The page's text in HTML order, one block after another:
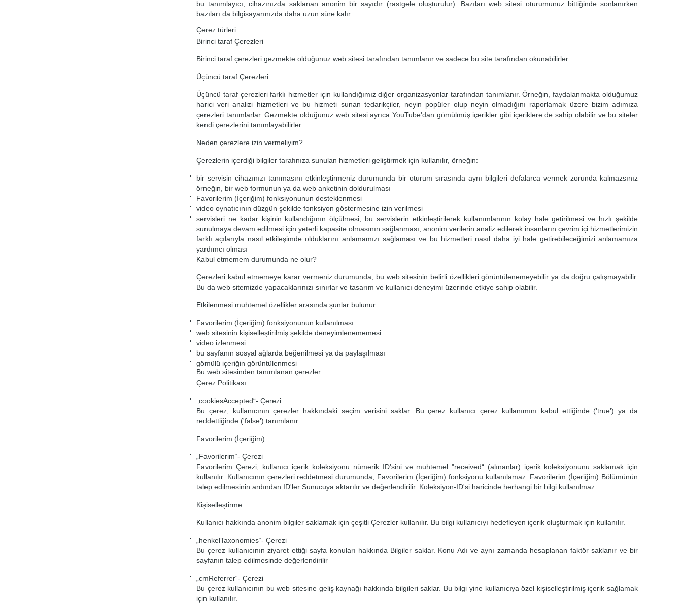
bu tanımlayıcı, cihazınızda saklanan anonim bir sayıdır (rastgele oluşturulur). Bazıları web sitesi oturumunuz bittiğinde sonlanırken
bazıları da bilgisayarınızda daha uzun süre kalır.
Çerez türleri
Birinci taraf Çerezleri
Birinci taraf çerezleri gezmekte olduğunuz web sitesi tarafından tanımlanır ve sadece bu site tarafından okunabilirler.
Üçüncü taraf Çerezleri
Üçüncü taraf çerezleri farklı hizmetler için kullandığımız diğer organizasyonlar tarafından tanımlanır. Örneğin, faydalanmakta olduğumuz
harici veri analizi hizmetleri ve bu hizmeti sunan tedarikçiler, neyin popüler olup neyin olmadığını raporlamak üzere bizim adımıza
çerezleri tanımlarlar. Gezmekte olduğunuz web sitesi ayrıca YouTube'dan gömülmüş içerikler gibi içeriklere de sahip olabilir ve bu siteler
kendi çerezlerini tanımlayabilirler.
Neden çerezlere izin vermeliyim?
Çerezlerin içerdiği bilgiler tarafınıza sunulan hizmetleri geliştirmek için kullanılır, örneğin:
bir servisin cihazınızı tanımasını etkinleştirmeniz durumunda bir oturum sırasında aynı bilgileri defalarca vermek zorunda kalmazsınız
örneğin, bir web formunun ya da web anketinin doldurulması
Favorilerim (İçeriğim) fonksiyonunun desteklenmesi
video oynatıcının düzgün şekilde fonksiyon göstermesine izin verilmesi
servisleri ne kadar kişinin kullandığının ölçülmesi, bu servislerin etkinleştirilerek kullanımlarının kolay hale getirilmesi ve hızlı şekilde
sunulmaya devam edilmesi için yeterli kapasite olmasının sağlanması, anonim verilerin analiz edilerek insanların çevrim içi hizmetlerimizin
farklı açılarıyla nasıl etkileşimde olduklarını anlamamızı sağlaması ve bu hizmetleri nasıl daha iyi hale getirebileceğimizi anlamamıza
yardımcı olması
Kabul etmemem durumunda ne olur?
Çerezleri kabul etmemeye karar vermeniz durumunda, bu web sitesinin belirli özellikleri görüntülenemeyebilir ya da doğru çalışmayabilir.
Bu da web sitemizde yapacaklarınızı sınırlar ve tasarım ve kullanıcı deneyimi üzerinde etkiye sahip olabilir.
Etkilenmesi muhtemel özellikler arasında şunlar bulunur:
Favorilerim (İçeriğim) fonksiyonunun kullanılması
web sitesinin kişiselleştirilmiş şekilde deneyimlenememesi
video izlenmesi
bu sayfanın sosyal ağlarda beğenilmesi ya da paylaşılması
gömülü içeriğin görüntülenmesi
Bu web sitesinden tanımlanan çerezler
Çerez Politikası
„cookiesAccepted“- Çerezi
Bu çerez, kullanıcının çerezler hakkındaki seçim verisini saklar. Bu çerez kullanıcı çerez kullanımını kabul ettiğinde ('true') ya da
reddettiğinde ('false') tanımlanır.
Favorilerim (İçeriğim)
„Favorilerim“- Çerezi
Favorilerim Çerezi, kullanıcı içerik koleksiyonu nümerik ID'sini ve muhtemel "received“ (alınanlar) içerik koleksiyonunu saklamak için
kullanılır. Kullanıcının çerezleri reddetmesi durumunda, Favorilerim (İçeriğim) fonksiyonu kullanılamaz. Favorilerim (İçeriğim) Bölümünün
talep edilmesinin ardından ID'ler Sunucuya aktarılır ve değerlendirilir. Koleksiyon-ID'si haricinde herhangi bir bilgi kullanılmaz.
Kişiselleştirme
Kullanıcı hakkında anonim bilgiler saklamak için çeşitli Çerezler kullanılır. Bu bilgi kullanıcıyı hedefleyen içerik oluşturmak için kullanılır.
„henkelTaxonomies“- Çerezi
Bu çerez kullanıcının ziyaret ettiği sayfa konuları hakkında Bilgiler saklar. Konu Adı ve aynı zamanda hesaplanan faktör saklanır ve bir
sayfanın talep edilmesinde değerlendirilir
„cmReferrer“- Çerezi
Bu çerez kullanıcının bu web sitesine geliş kaynağı hakkında bilgileri saklar. Bu bilgi yine kullanıcıya özel kişiselleştirilmiş içerik sağlamak
için kullanılır.